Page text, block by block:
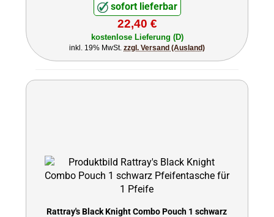
sofort lieferbar
22,40 €
kostenlose Lieferung (D)
inkl. 19% MwSt. zzgl. Versand (Ausland)
Rattray's Black Knight Combo Pouch 1 schwarz